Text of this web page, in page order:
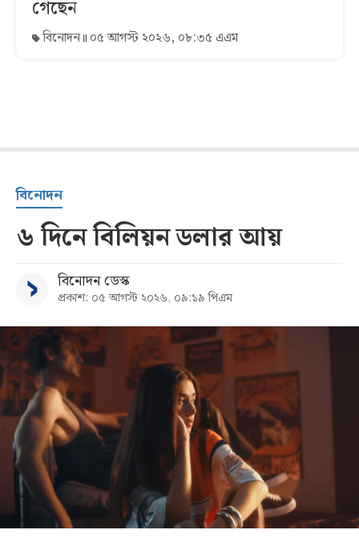
গেছেন
বিনোদন ০৫ আগস্ট ২০২৬, ০৮:৩৫ এএম
বিনোদন
৬ দিনে বিলিয়ন ডলার আয়
বিনোদন ডেস্ক
প্রকাশ: ০৫ আগস্ট ২০২৬, ০৯:১৯ পিএম